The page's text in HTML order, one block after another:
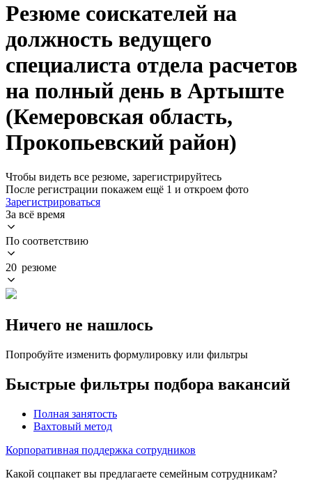
Резюме соискателей на
должность ведущего
специалиста отдела расчетов
на полный день в Артыште
(Кемеровская область,
Прокопьевский район)
Чтобы видеть все резюме, зарегистрируйтесь
После регистрации покажем ещё 1 и откроем фото
Зарегистрироваться
За всё время
По соответствию
20 резюме
Ничего не нашлось
Попробуйте изменить формулировку или фильтры
Быстрые фильтры подбора вакансий
Полная занятость
Вахтовый метод
Корпоративная поддержка сотрудников
Какой соцпакет вы предлагаете семейным сотрудникам?